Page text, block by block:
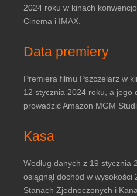
2024 roku w kinach
Cinema i IMAX.
Data premiery
Premiera filmu Pszczelarz w
12 stycznia 2024 roku, a jego
prowadzić Amazon MGM
Kasa
Według danych z 19 stycznia
osiągnął dochód w
Stanach Zjednoczonych i